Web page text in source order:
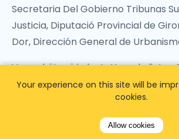
Secretaria Del Gobierno Tribunas
Justicia, Diputació Provincial de
Dor, Dirección General de
Varaa kätevä ja luotettava kuljetus
lentokentältä helposti
Your experience on this site will be
cookies.
Allow cookies